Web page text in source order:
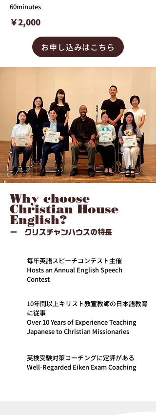
60minutes
￥2,000
お申し込みはこちら
Why choose
Christian House
English?
ー クリスチャンハウスの特長
毎年英語スピーチコンテスト主催
Hosts an Annual English Speech
Contest
10年間以上キリスト教宣教師の日本語教育
に従事
Over 10 Years of Experience Teaching
Japanese to Christian Missionaries
英検受験対策コーチングに定評がある
Well-Regarded Eiken Exam Coaching